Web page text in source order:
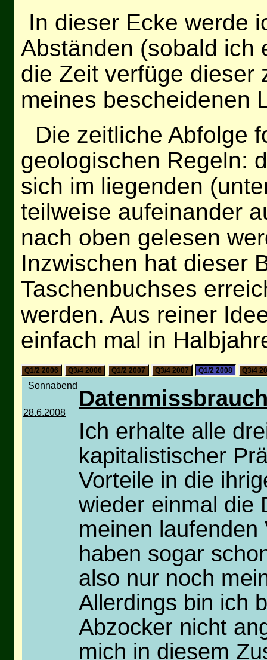
In dieser Ecke werde
Abständen (sobald ich
die Zeit verfüge dieser
meines bescheidenen
Die zeitliche Abfolge
geologischen Regeln:
sich im liegenden
teilweise aufeinander
nach oben gelesen
Inzwischen hat dieser
Taschenbuchses
werden. Aus reiner
einfach mal in
Q1/2 2006 Q3/4 2006 Q1/2 2007 Q3/4 2007 Q1/2 2008 Q3/4
Sonnabend
28.6.2008
Ich erhalte alle
kapitalistischer
Vorteile in die
wieder einmal die
meinen
haben sogar
also nur noch
Allerdings bin ich
Abzocker nicht
mich in diesem